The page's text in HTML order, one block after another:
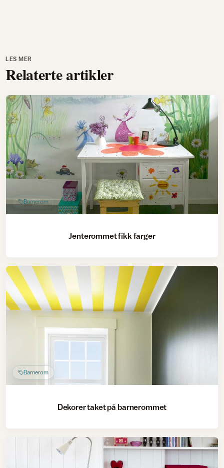
LES MER
Relaterte artikler
Barnerom
Jenterommet fikk farger
Barnerom
Dekorer taket på barnerommet